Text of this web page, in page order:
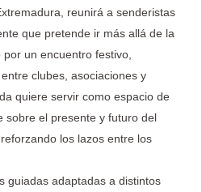
reunirá a senderistas
que pretende ir más allá de la
un encuentro festivo,
clubes, asociaciones y
quiere servir como espacio de
sobre el presente y futuro del
los lazos entre los
guiadas adaptadas a distintos